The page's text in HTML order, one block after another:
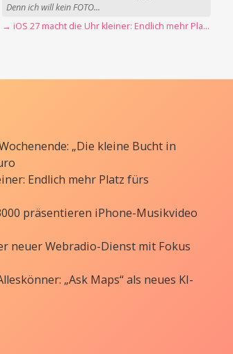
Denn ich will kein FOTO...
→ iOS 27 macht die Uhr kleiner: Endlich mehr Platz fürs Hintergrundbild
„Die kleine Bucht in
Endlich mehr Platz fürs
präsentieren iPhone-Musikvideo
neuer Webradio-Dienst mit Fokus
„Ask Maps“ als neues KI-